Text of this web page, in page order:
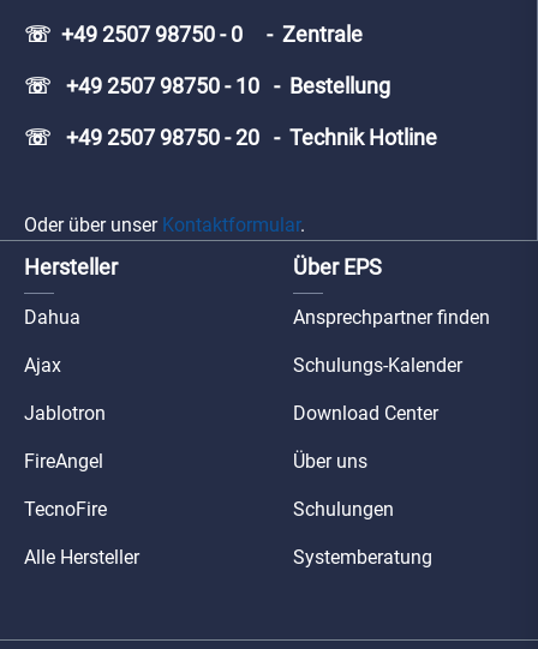
☏ +49 2507 98750 - 0 - Zentrale
☏ +49 2507 98750 - 10 - Bestellung
☏ +49 2507 98750 - 20 - Technik Hotline
Oder über unser Kontaktformular.
Hersteller
Dahua
Ajax
Jablotron
FireAngel
TecnoFire
Alle Hersteller
Über EPS
Ansprechpartner finden
Schulungs-Kalender
Download Center
Über uns
Schulungen
Systemberatung